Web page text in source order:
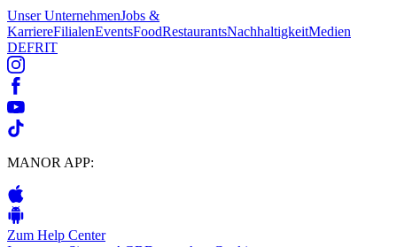
Unser UnternehmenJobs &
KarriereFilialenEventsFoodRestaurantsNachhaltigkeitMedien
DEFRIT
MANOR APP:
Zum Help Center